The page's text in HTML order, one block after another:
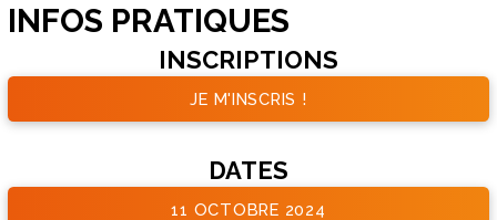
INFOS PRATIQUES
INSCRIPTIONS
JE M'INSCRIS !
DATES
11 OCTOBRE 2024